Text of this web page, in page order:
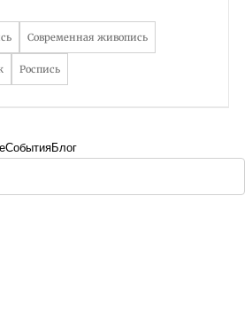
Современная живопись
Роспись
СобытияБлог